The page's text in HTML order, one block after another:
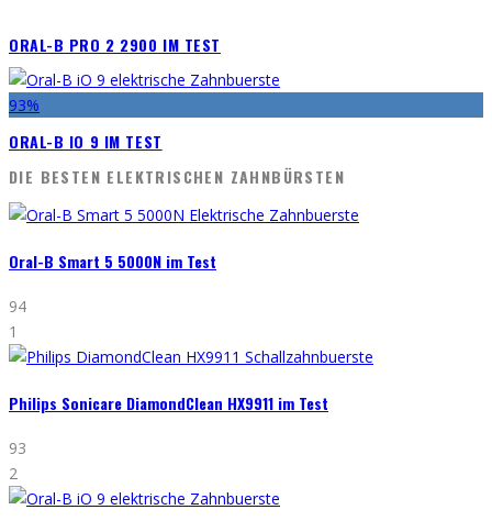
ORAL-B PRO 2 2900 IM TEST
93%
ORAL-B IO 9 IM TEST
DIE BESTEN ELEKTRISCHEN ZAHNBÜRSTEN
Oral-B Smart 5 5000N im Test
94
1
Philips Sonicare DiamondClean HX9911 im Test
93
2